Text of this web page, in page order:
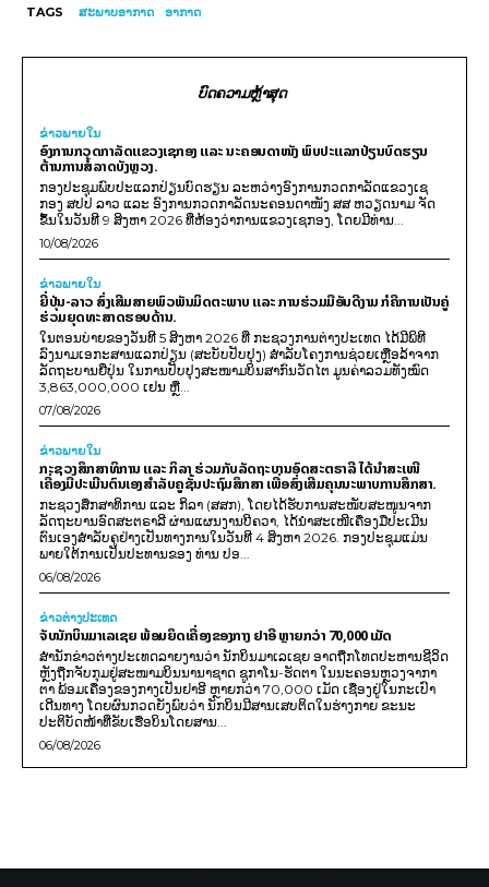
TAGS ສະພາບອາກາດ ອາກາດ
ບົດຄວາມຫຼ້າສຸດ
ຂ່າວພາຍ​ໃນ
ອົງການກວດກາລັດແຂວງເຊກອງ ແລະ ນະຄອນດາໜັງ ພົບປະແລກປ່ຽນບົດຮຽນ
ຕ້ານການສໍ້ລາດບັງຫຼວງ.
ກອງປະຊຸມພົບປະແລກປ່ຽນບົດຮຽນ ລະຫວ່າງອົງການກວດກາລັດແຂວງເຊ
ກອງ ສປປ ລາວ ແລະ ອົງການກວດກາລັດນະຄອນດາໜັງ ສສ ຫວຽດນາມ ຈັດ
ຂຶ້ນໃນວັນທີ 9 ສິງຫາ 2026 ທີ່ຫ້ອງວ່າການແຂວງເຊກອງ, ໂດຍມີທ່ານ...
10/08/2026
ຂ່າວພາຍ​ໃນ
ຍີ່ປຸ່ນ-ລາວ ສົ່ງເສີມສາຍພົວພັນມິດຕະພາບ ແລະ ການຮ່ວມມືອັນດີງາມ ກໍຄືການເປັນຄູ່
ຮ່ວມຍຸດທະສາດຮອບດ້ານ.
ໃນຕອນບ່າຍຂອງວັນທີ 5 ສິງຫາ 2026 ທີ່ ກະຊວງການຕ່າງປະເທດ ໄດ້ມີພິທີ
ລົງນາມເອກະສານແລກປ່ຽນ (ສະບັບປັບປຸງ) ສໍາລັບໂຄງການຊ່ວຍເຫຼືອລ້າຈາກ
ລັດຖະບານຍີ່ປຸ່ນ ໃນການປັບປຸງສະໜາມບິນສາກົນວັດໄຕ ມູນຄ່າລວມທັງໝົດ
3,863,000,000 ເຢນ ຫຼື...
07/08/2026
ຂ່າວພາຍ​ໃນ
ກະຊວງສຶກສາທິການ ແລະ ກິລາ ຮ່ວມກັບລັດຖະບານອົດສະຕຣາລີ ໄດ້ນຳສະເໜີ
ເຄື່ອງມືປະເມີນຕົນເອງສຳລັບຄູຊັ້ນປະຖົມສຶກສາ ເພື່ອສົ່ງເສີມຄຸນນະພາບການສຶກສາ.
ກະຊວງສຶກສາທິການ ແລະ ກິລາ (ສສກ), ໂດຍໄດ້ຮັບການສະໜັບສະໜູນຈາກ
ລັດຖະບານອົດສະຕຣາລີ ຜ່ານແຜນງານບີຄວາ, ໄດ້ນຳສະເໜີເຄື່ອງມືປະເມີນ
ຕົນເອງສຳລັບຄູຢ່າງເປັນທາງການໃນວັນທີ 4 ສິງຫາ 2026. ກອງປະຊຸມແມ່ນ
ພາຍໃຕ້ການເປັນປະທານຂອງ ທ່ານ ປອ...
06/08/2026
ຂ່າວຕ່າງປະເທດ
ຈັບນັກບິນມາເລເຊຍ ພ້ອມຍຶດເຄື່ອງຂອງກາງ ຢາອີ ຫຼາຍກວ່າ 70,000 ເມັດ
ສຳນັກຂ່າວຕ່າງປະເທດລາຍງານວ່າ ນັກບິນມາເລເຊຍ ອາດຖືກໂທດປະຫານຊີວິດ
ຫຼັງຖືກຈັບກຸມຢູ່ສະໜາມບິນນານາຊາດ ຊູກາໂນ-ຮັດຕາ ໃນນະຄອນຫຼວງຈາກາ
ຕາ ພ້ອມເຄື່ອງຂອງກາງເປັນຢາອີ ຫຼາຍກວ່າ 70,000 ເມັດ ເຊື່ອງຢູ່ໃນກະເປົາ
ເດີນທາງ ໂດຍຜົນກວດຍັງພົບວ່າ ນັກບິນມີສານເສບຕິດໃນຮ່າງກາຍ ຂະນະ
ປະຕິບັດໜ້າທີ່ຂັບເຮືອບິນໂດຍສານ...
06/08/2026